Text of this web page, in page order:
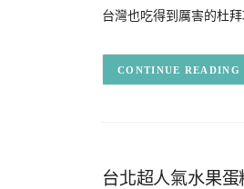
台灣也吃得到厲害的杜
CONTINUE READING
台北超人氣水果